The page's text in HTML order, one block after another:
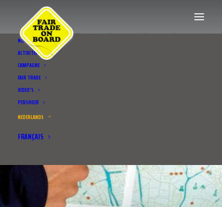
NIEUWS
ACTIVITEITEN
CAMPAGNE
FAIR TRADE
VIDEO’S
PERSHOEK
NEDERLANDS
FRANÇAIS